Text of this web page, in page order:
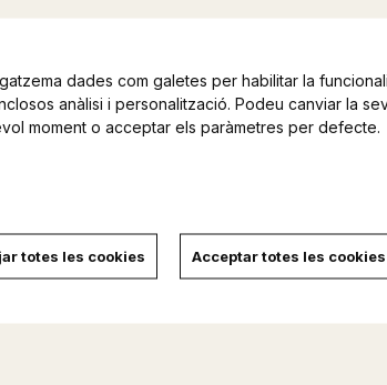
dades com galetes per habilitar la
anàlisi i personalització. Podeu canviar la
moment o acceptar els paràmetres per defecte.
totes les cookies Acceptar totes les cookies